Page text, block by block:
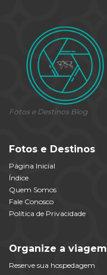
Fotos e Destinos Blog
Fotos e Destinos
Página Inicial
Índice
Quem Somos
Fale Conosco
Política de Privacidade
Organize a viagem
Reserve sua hospedagem